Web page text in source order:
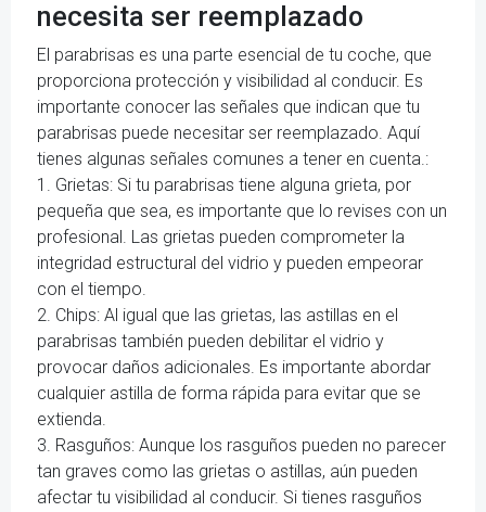
necesita ser reemplazado
El parabrisas es una parte esencial de tu coche, que
proporciona protección y visibilidad al conducir. Es
importante conocer las señales que indican que tu
parabrisas puede necesitar ser reemplazado. Aquí
tienes algunas señales comunes a tener en cuenta.:
1. Grietas: Si tu parabrisas tiene alguna grieta, por
pequeña que sea, es importante que lo revises con un
profesional. Las grietas pueden comprometer la
integridad estructural del vidrio y pueden empeorar
con el tiempo.
2. Chips: Al igual que las grietas, las astillas en el
parabrisas también pueden debilitar el vidrio y
provocar daños adicionales. Es importante abordar
cualquier astilla de forma rápida para evitar que se
extienda.
3. Rasguños: Aunque los rasguños pueden no parecer
tan graves como las grietas o astillas, aún pueden
afectar tu visibilidad al conducir. Si tienes rasguños